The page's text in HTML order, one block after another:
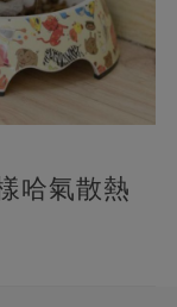
哈氣散熱